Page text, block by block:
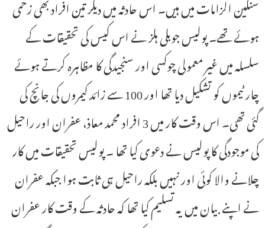
سنگین الزامات میں ہیں۔ اس حادثہ میں دیگر تین افراد بھی زخمی
ہوئے تھے۔ پولیس جوبلی ہلز نے اس کیس کی تحقیقات کے
سلسلہ میں غیر معمولی چوکسی اور سنجیدگی کا مظاہرہ کرتے ہوئے
چار ٹیموں کو تشکیل دیا تھا اور 100 سے زائد کیمروں کی جانچ کی
گئی تھی۔ اس وقت کار میں 3 افراد محمد معاذ، عفران اور راحیل
کی موجودگی کا پولیس نے دعوی کیا تھا ۔ پولیس تحقیقات میں کار
چلانے والا کوئی اور نہیں بلکہ راحیل ہی ثابت ہوا جبکہ عفران
نے اپنے بیان میں یہ تسلیم کیا تھا کہ حادثہ کے وقت کار عفران